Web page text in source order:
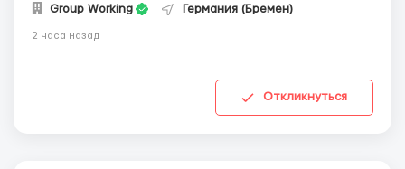
Group Working Германия (Бремен)
2 часа назад
Откликнуться